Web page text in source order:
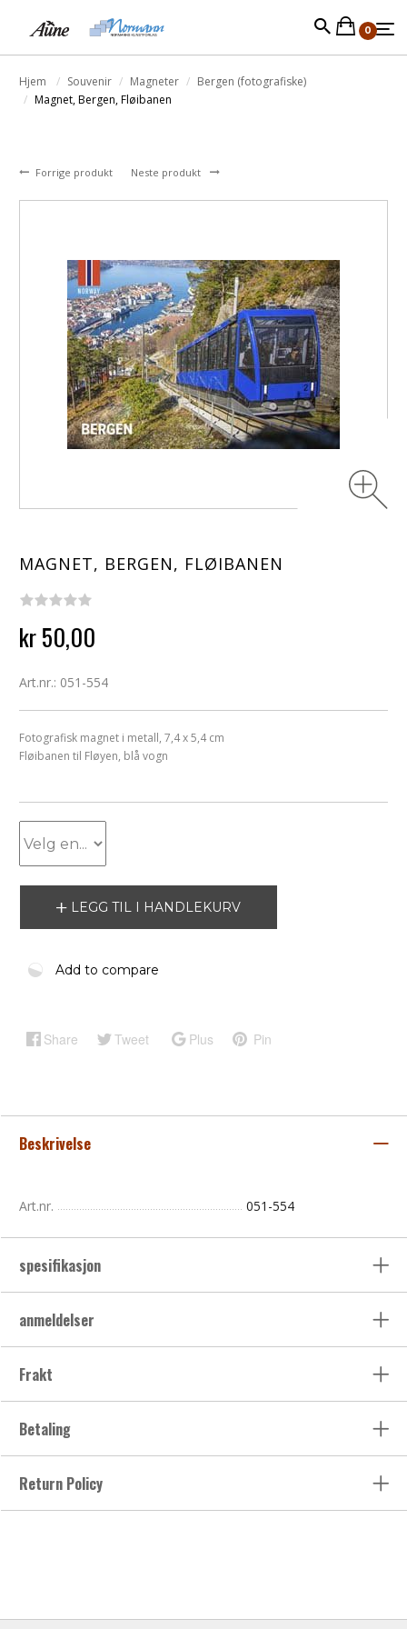
0
Hjem Souvenir Magneter
Bergen (fotografiske)
Magnet, Bergen, Fløibanen
Forrige produkt Neste produkt
MAGNET, BERGEN, FLØIBANEN
kr 50,00
Art.nr.: 051-554
Fotografisk magnet i metall, 7,4 x 5,4 cm
Fløibanen til Fløyen, blå vogn
LEGG TIL I HANDLEKURV
Add to compare
Share Tweet Plus Pin
Beskrivelse
Art.nr. 051-554
spesifikasjon
anmeldelser
Frakt
Betaling
Return Policy